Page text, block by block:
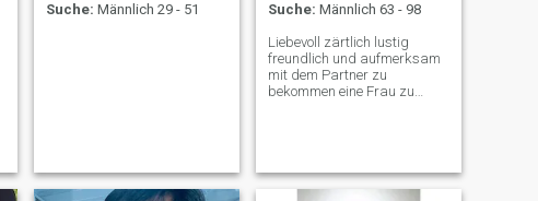
Suche: Männlich 29 - 51
Suche: Männlich 63 - 98
Liebevoll zärtlich lustig
freundlich und aufmerksam
mit dem Partner zu
bekommen eine Frau zu
und studieren